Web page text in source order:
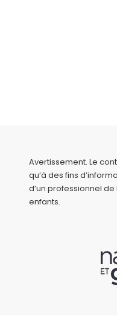
Avertissement. Le
qu’à des fins
d’un professionnel
enfants.